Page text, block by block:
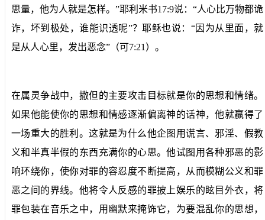
思量，他为人就是怎样。”耶利米书17:9说：“人心比万物都诡
诈，坏到极处，谁能识透呢”？耶稣也说：“因为从里面，就
是从人心里，发出恶念”（可7:21）。
在属灵争战中，撒但的主要攻击目标就是你的思想和情绪。
如果他能使你的思想和情感逐渐偏离神的话神，他就赢得了
一场重大的胜利。这就是为什么他企图用谎言、邪淫、假教
义和半真半假的东西充满你的心思。他试图 用各种邪恶的影
响环绕你，使你对罪的容忍度不断提高 ， 从而模糊 公义和罪
恶之间的界线。他将令人反感的罪披上娱乐的眩目外衣 ，将
罪包装在音乐之中， 用幽默来掩饰它，为要混乱你的思想，